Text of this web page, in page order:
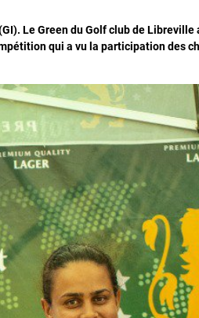
Le Green du Golf club de
qui a vu la participation des